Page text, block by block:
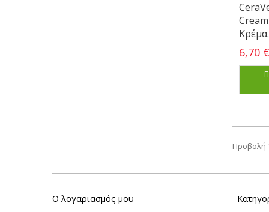
6,70 €
Προβολή
Ο λογαριασμός μου